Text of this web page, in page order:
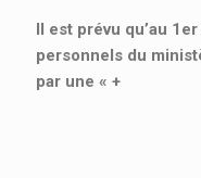
Il est prévu qu’au
personnels du
par une « +